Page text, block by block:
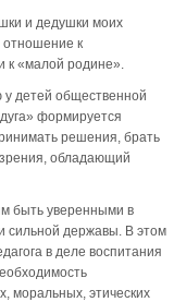
и дедушки моих
отношение к
к «малой родине».
детей общественной
формируется
решения, брать
зрения, обладающий
быть уверенными в
сильной державы. В этом
в деле воспитания
моральных, этических